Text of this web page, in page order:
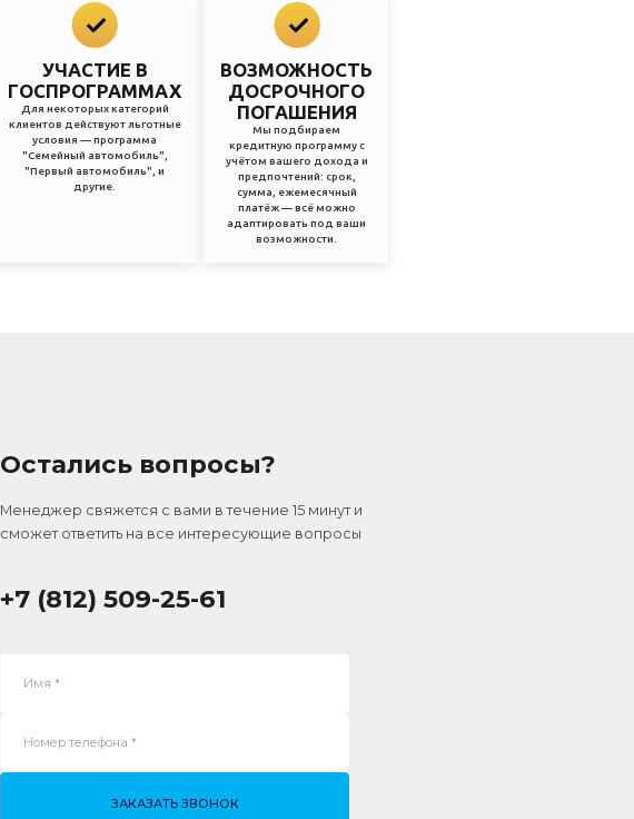
УЧАСТИЕ В
ГОСПРОГРАММАХ
Для некоторых категорий
клиентов действуют льготные
условия — программа
"Семейный автомобиль",
"Первый автомобиль", и
другие.
ВОЗМОЖНОСТЬ
ДОСРОЧНОГО
ПОГАШЕНИЯ
Мы подбираем
кредитную программу с
учётом вашего дохода и
предпочтений: срок,
сумма, ежемесячный
платёж — всё можно
адаптировать под ваши
возможности.
Остались вопросы?
Менеджер свяжется с вами в течение 15 минут и
сможет ответить на все интересующие вопросы
+7 (812) 509-25-61
ЗАКАЗАТЬ ЗВОНОК